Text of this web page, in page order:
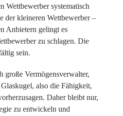
Wettbewerber systematisch
der kleineren Wettbewerber –
Anbietern gelingt es
zu schlagen. Die
sein.
große Vermögensverwalter,
also die Fähigkeit,
Daher bleibt nur,
zu entwickeln und